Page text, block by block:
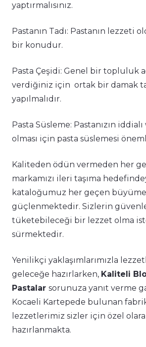
yaptırmalısınız.
Pastanın Tadı: Pastanın lezzeti
bir konudur.
Pasta Çeşidi: Genel bir topluluk
verdiğiniz için ortak bir damak
yapılmalıdır.
Pasta Süsleme: Pastanızın iddialı
olması için pasta süslemesi
Kaliteden ödün vermeden her
markamızı ileri taşıma
kataloğumuz her geçen
güçlenmektedir. Sizlerin
tüketebileceği bir lezzet olma
sürmektedir.
Yenilikçi yaklaşımlarımızla
geleceğe hazırlarken, Kaliteli
Pastalar sorunuza yanıt verme
Kocaeli Kartepede bulunan
lezzetlerimiz sizler için özel
hazırlanmakta.